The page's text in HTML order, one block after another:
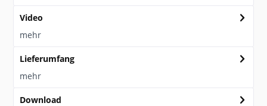
Video
mehr
Lieferumfang
mehr
Download